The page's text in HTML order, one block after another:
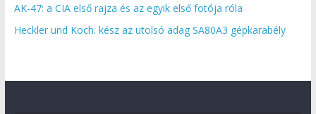
AK-47: a CIA első rajza és az egyik első fotója róla
Heckler und Koch: kész az utolsó adag SA80A3 gépkarabély